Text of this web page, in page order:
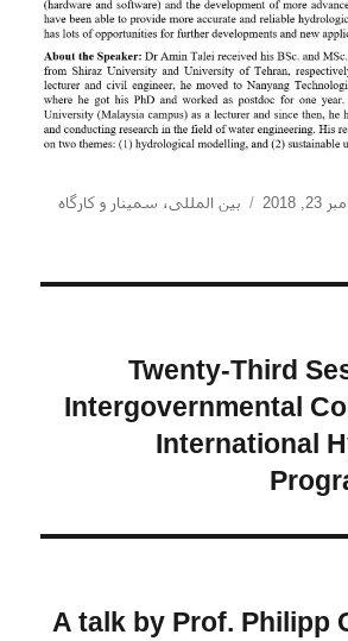
2018 دسته‌ها
بین المللی، سمینار و کارگاه
Twenty-Third
Intergovernmental
International
A talk by Prof. Philipp